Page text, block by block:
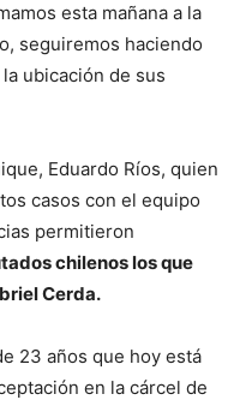
esta mañana a la
seguiremos haciendo
ubicación de sus
Eduardo Ríos, quien
casos con el equipo
permitieron
chilenos los que
Cerda.
23 años que hoy está
en la cárcel de